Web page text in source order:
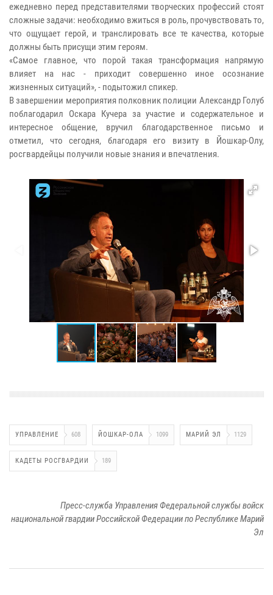
ежедневно перед представителями творческих профессий стоят
сложные задачи: необходимо вжиться в роль, прочувствовать то,
что ощущает герой, и транслировать все те качества, которые
должны быть присущи этим героям.
«Самое главное, что порой такая трансформация напрямую
влияет на нас - приходит совершенно иное осознание
жизненных ситуаций», - подытожил спикер.
В завершении мероприятия полковник полиции Александр Голуб
поблагодарил Оскара Кучера за участие и содержательное и
интересное общение, вручил благодарственное письмо и
отметил, что сегодня, благодаря его визиту в Йошкар-Олу,
росгвардейцы получили новые знания и впечатления.
УПРАВЛЕНИЕ 608 ЙОШКАР-ОЛА 1099 МАРИЙ ЭЛ 1129
КАДЕТЫ РОСГВАРДИИ 189
Пресс-служба Управления Федеральной службы войск
национальной гвардии Российской Федерации по Республике Марий
Эл